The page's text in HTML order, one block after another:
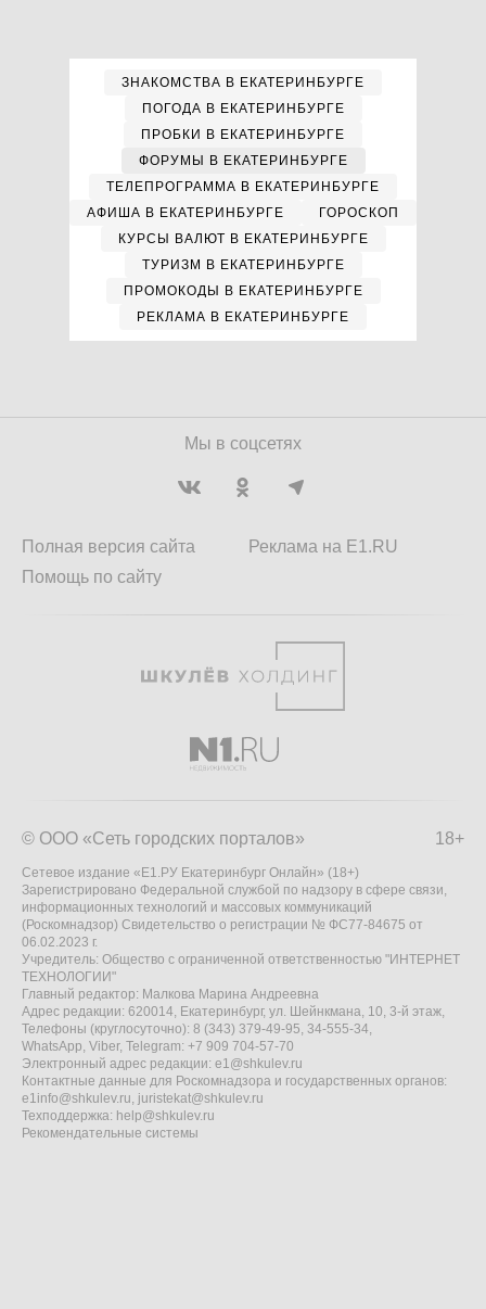
ЗНАКОМСТВА В ЕКАТЕРИНБУРГЕ
ПОГОДА В ЕКАТЕРИНБУРГЕ
ПРОБКИ В ЕКАТЕРИНБУРГЕ
ФОРУМЫ В ЕКАТЕРИНБУРГЕ
ТЕЛЕПРОГРАММА В ЕКАТЕРИНБУРГЕ
АФИША В ЕКАТЕРИНБУРГЕ
ГОРОСКОП
КУРСЫ ВАЛЮТ В ЕКАТЕРИНБУРГЕ
ТУРИЗМ В ЕКАТЕРИНБУРГЕ
ПРОМОКОДЫ В ЕКАТЕРИНБУРГЕ
РЕКЛАМА В ЕКАТЕРИНБУРГЕ
Мы в соцсетях
Полная версия сайта
Помощь по сайту
Реклама на E1.RU
18+
© ООО «Сеть городских порталов»
Сетевое издание «Е1.РУ Екатеринбург Онлайн» (18+)
Зарегистрировано Федеральной службой по надзору в сфере связи,
информационных технологий и массовых коммуникаций
(Роскомнадзор) Свидетельство о регистрации № ФС77-84675 от
06.02.2023 г.
Учредитель: Общество с ограниченной ответственностью "ИНТЕРНЕТ
ТЕХНОЛОГИИ"
Главный редактор: Малкова Марина Андреевна
Адрес редакции: 620014, Екатеринбург, ул. Шейнкмана, 10, 3-й этаж,
Телефоны (круглосуточно): 8 (343) 379-49-95, 34-555-34,
WhatsApp, Viber, Telegram: +7 909 704-57-70
Электронный адрес редакции: e1@shkulev.ru
Контактные данные для Роскомнадзора и государственных органов:
e1info@shkulev.ru, juristekat@shkulev.ru
Техподдержка: help@shkulev.ru
Рекомендательные системы